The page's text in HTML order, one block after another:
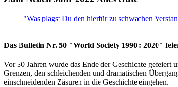
"Was plagst Du den hierfür zu schwachen
Das Bulletin Nr. 50 "World Society 1990 : 2020"
Vor 30 Jahren wurde das Ende der Geschichte
Grenzen, den schleichenden und dramatischen
einschneidenden Zäsuren in die Geschichte eingehen.